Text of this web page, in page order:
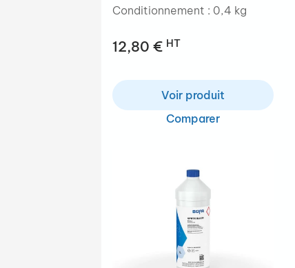
Conditionnement : 0,4 kg
12,80 € HT
Voir produit
Comparer